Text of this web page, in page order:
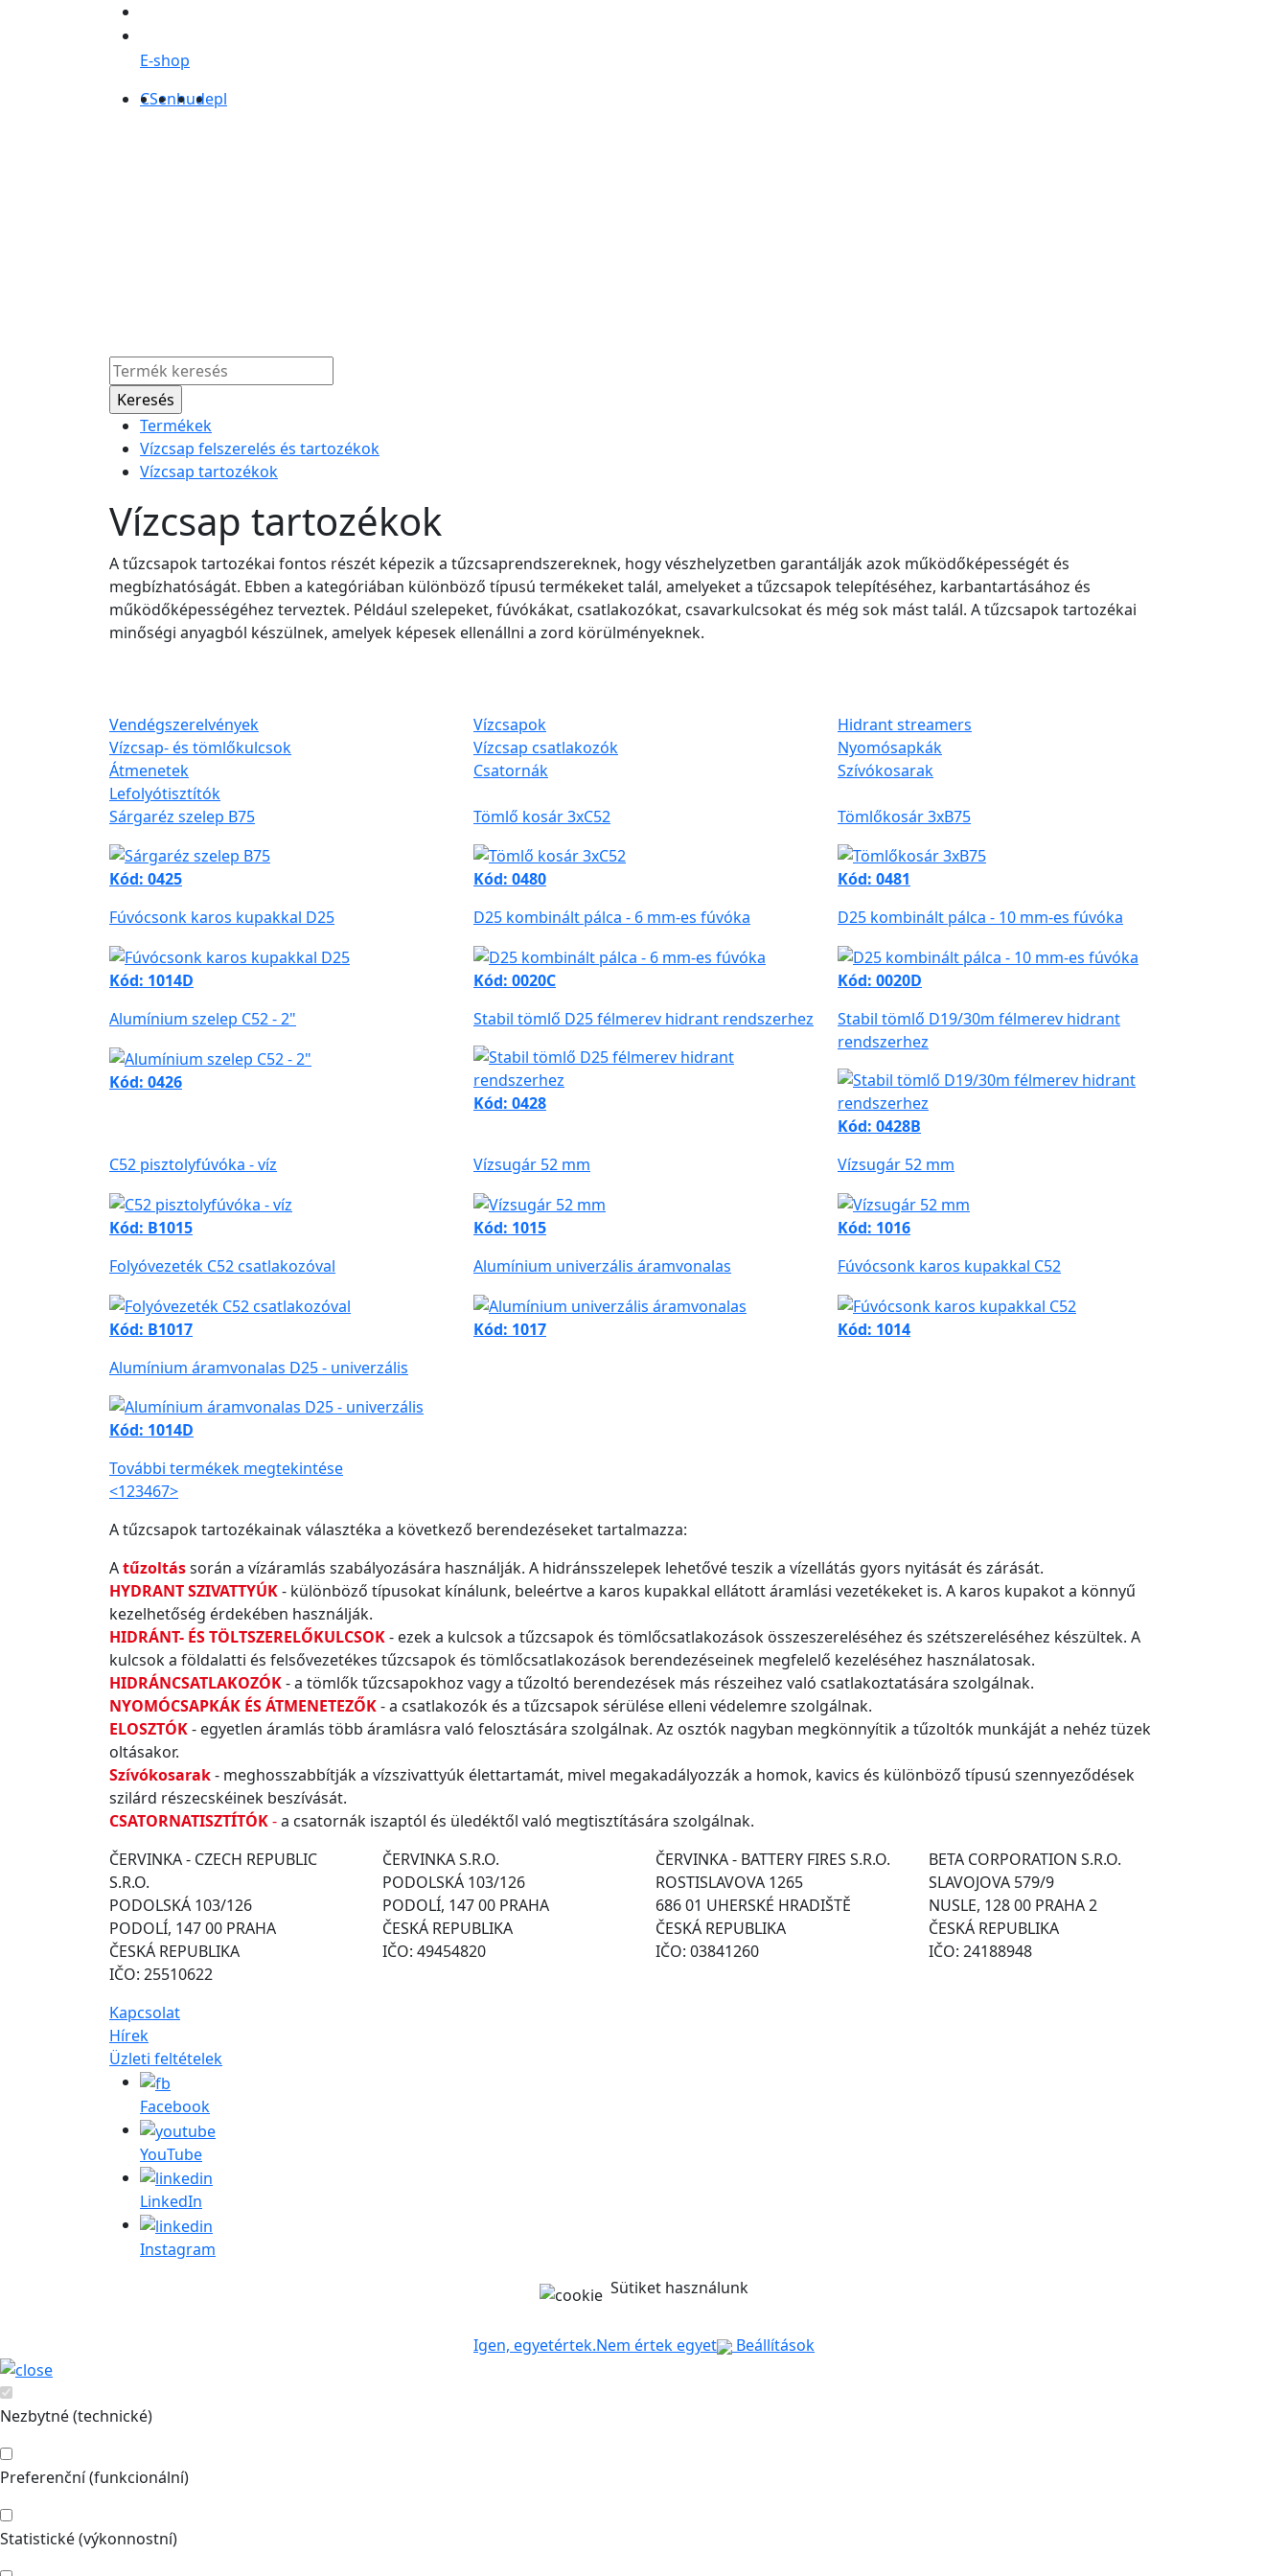
E-shop
CSenhudepl
Termékek
Vízcsap felszerelés és tartozékok
Vízcsap tartozékok
Vízcsap tartozékok
A tűzcsapok tartozékai fontos részét képezik a tűzcsaprendszereknek, hogy vészhelyzetben garantálják azok működőképességét és
megbízhatóságát. Ebben a kategóriában különböző típusú termékeket talál, amelyeket a tűzcsapok telepítéséhez, karbantartásához és
működőképességéhez terveztek. Például szelepeket, fúvókákat, csatlakozókat, csavarkulcsokat és még sok mást talál. A tűzcsapok tartozékai
minőségi anyagból készülnek, amelyek képesek ellenállni a zord körülményeknek.
Vendégszerelvények Vízcsapok
Hidrant streamers
Vízcsap- és tömlőkulcsok
Vízcsap csatlakozók
Nyomósapkák
Átmenetek
Csatornák
Szívókosarak
Lefolyótisztítók
Sárgaréz szelep B75
Kód: 0425
Tömlő kosár 3xC52
Kód: 0480
Tömlőkosár 3xB75
Kód: 0481
Fúvócsonk karos kupakkal D25
Kód: 1014D
D25 kombinált pálca - 6 mm-es fúvóka
Kód: 0020C
D25 kombinált pálca - 10 mm-es fúvóka
Kód: 0020D
Alumínium szelep C52 - 2"
Kód: 0426
Stabil tömlő D25 félmerev hidrant rendszerhez
Kód: 0428
Stabil tömlő D19/30m félmerev hidrant
rendszerhez
Kód: 0428B
C52 pisztolyfúvóka - víz
Kód: B1015
Vízsugár 52 mm
Kód: 1015
Vízsugár 52 mm
Kód: 1016
Folyóvezeték C52 csatlakozóval
Kód: B1017
Alumínium univerzális áramvonalas
Kód: 1017
Fúvócsonk karos kupakkal C52
Kód: 1014
Alumínium áramvonalas D25 - univerzális
Kód: 1014D
További termékek megtekintése
<123467>
A tűzcsapok tartozékainak választéka a következő berendezéseket tartalmazza:
Atűzoltássorán a vízáramlás szabályozására használják. A hidránsszelepek lehetővé teszik a vízellátás gyors nyitását és zárását.
HYDRANT SZIVATTYÚK- különböző típusokat kínálunk, beleértve a karos kupakkal ellátott áramlási vezetékeket is. A karos kupakot a könnyű
kezelhetőség érdekében használják.
HIDRÁNT- ÉS TÖLTSZERELŐKULCSOK- ezek a kulcsok a tűzcsapok és tömlőcsatlakozások összeszereléséhez és szétszereléséhez készültek. A
kulcsok a földalatti és felsővezetékes tűzcsapok és tömlőcsatlakozások berendezéseinek megfelelő kezeléséhez használatosak.
HIDRÁNCSATLAKOZÓK- a tömlők tűzcsapokhoz vagy a tűzoltó berendezések más részeihez való csatlakoztatására szolgálnak.
NYOMÓCSAPKÁK ÉS ÁTMENETEZŐK- a csatlakozók és a tűzcsapok sérülése elleni védelemre szolgálnak.
ELOSZTÓK- egyetlen áramlás több áramlásra való felosztására szolgálnak. Az osztók nagyban megkönnyítik a tűzoltók munkáját a nehéz tüzek
oltásakor.
Szívókosarak- meghosszabbítják a vízszivattyúk élettartamát, mivel megakadályozzák a homok, kavics és különböző típusú szennyeződések
szilárd részecskéinek beszívását.
CSATORNATISZTÍTÓK-a csatornák iszaptól és üledéktől való megtisztítására szolgálnak.
ČERVINKA - CZECH REPUBLIC
S.R.O.
PODOLSKÁ 103/126
PODOLÍ, 147 00 PRAHA
ČESKÁ REPUBLIKA
IČO: 25510622
ČERVINKA S.R.O.
PODOLSKÁ 103/126
PODOLÍ, 147 00 PRAHA
ČESKÁ REPUBLIKA
IČO: 49454820
ČERVINKA - BATTERY FIRES S.R.O.
ROSTISLAVOVA 1265
686 01 UHERSKÉ HRADIŠTĚ
ČESKÁ REPUBLIKA
IČO: 03841260
BETA CORPORATION S.R.O.
SLAVOJOVA 579/9
NUSLE, 128 00 PRAHA 2
ČESKÁ REPUBLIKA
IČO: 24188948
Kapcsolat
Hírek
Üzleti feltételek
Facebook
YouTube
LinkedIn
Instagram
Sütiket használunk
Igen, egyetértek.Nem értek egyet Beállítások
Nezbytné (technické)
Preferenční (funkcionální)
Statistické (výkonnostní)